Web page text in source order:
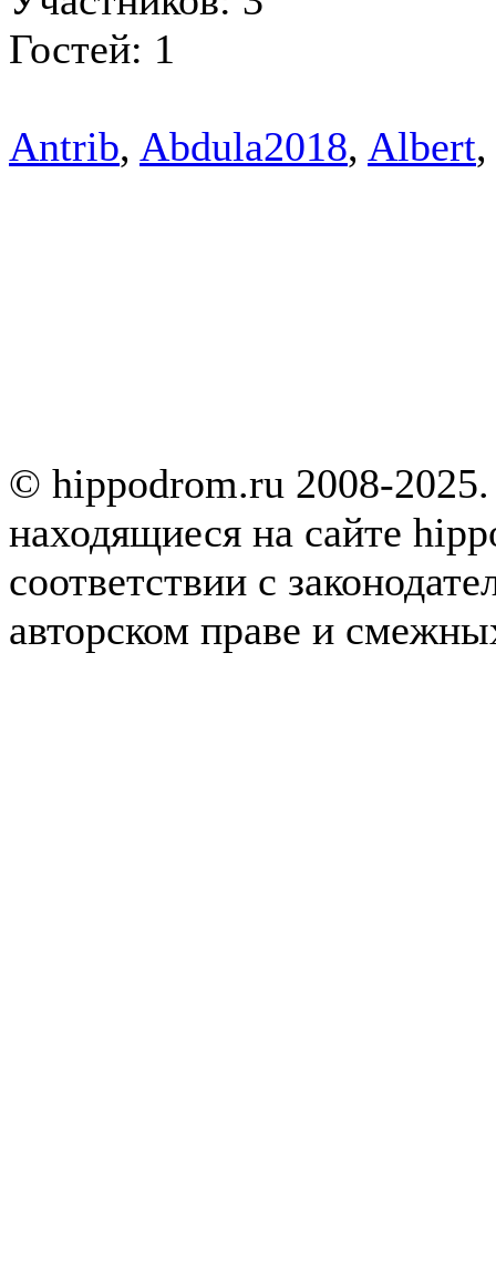
Гостей: 1
Antrib, Abdula2018, Albert
© hippodrom.ru 2008-
находящиеся на сайте
соответствии с
авторском праве и